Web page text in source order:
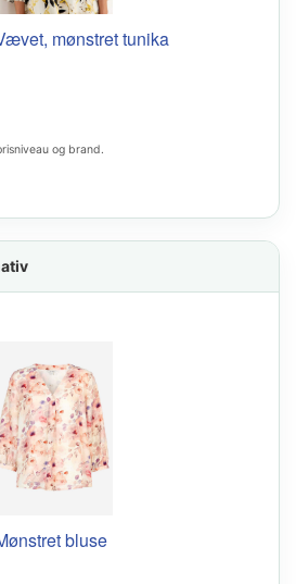
mønstret tunika
og brand.
bluse